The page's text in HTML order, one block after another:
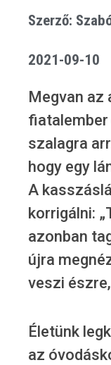
Szerző:
2021-09-10
Megvan az
fiatalember
szalagra
hogy egy
A
korrigálni:
azonban
újra
veszi
Életünk
az